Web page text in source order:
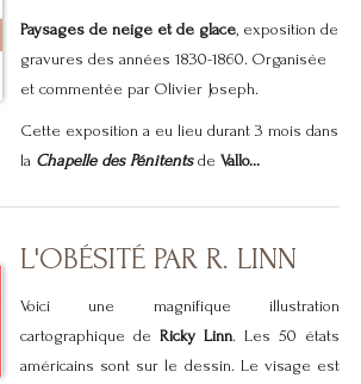
Paysages de neige et de glace, exposition de
gravures des années 1830-1860. Organisée
et commentée par Olivier Joseph.
Cette exposition a eu lieu durant 3 mois dans
la Chapelle des Pénitentsde Vallo...
L'OBÉSITÉ PAR R. LINN
Voici une magnifique illustration
cartographique de Ricky Linn. Les 50 états
américains sont sur le dessin. Le visage est